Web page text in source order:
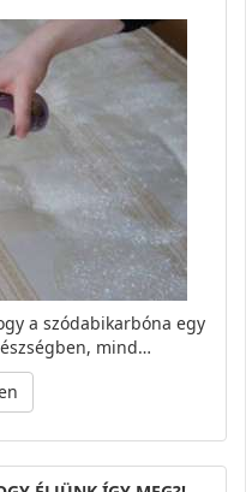
a szódabikarbóna egy
mind…